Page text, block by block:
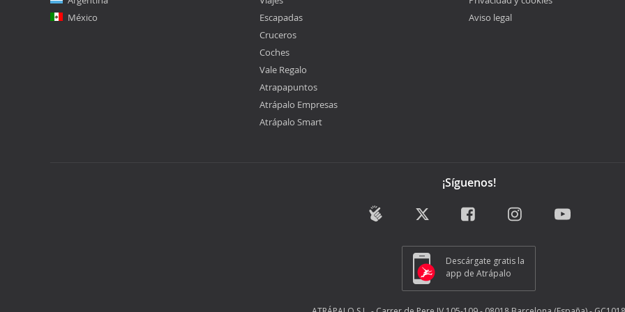
México
Escapadas
Cruceros
Coches
Vale Regalo
Atrapapuntos
Atrápalo Empresas
Atrápalo Smart
Aviso legal
¡Síguenos!
Descárgate gratis la
app de Atrápalo